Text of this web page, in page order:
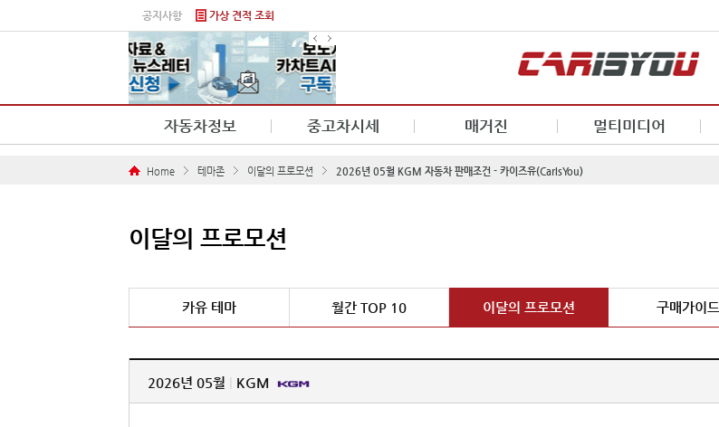
공지사항 가상 견적 조회
자동차정보 중고차시세 매거진 멀티미디어
Home 테마존 이달의 프로모션 2026년 05월 KGM 자동차 판매조건 - 카이즈유(CarIsYou)
이달의 프로모션
카유 테마 월간 TOP 10 이달의 프로모션 구매가이드
2026년 05월 KGM